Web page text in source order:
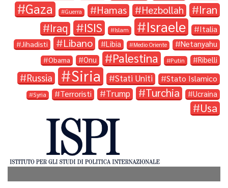
Gaza Guerra Hamas Hezbollah Iran
Iraq ISIS Islam Israele Italia
Jihadisti Libano Libia Medio Oriente Netanyahu
Obama Onu Palestina Putin Ribelli
Russia Siria Stati Uniti Stato Islamico
Syria Terroristi Trump Turchia Ucraina
Usa